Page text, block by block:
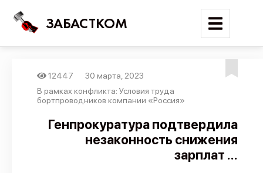
ЗАБАСТКОМ
Войти
Поиск
Новости
12447
30 марта, 2023
В рамках конфликта: Условия труда
бортпроводников компании «Россия»
Генпрокуратура подтвердила
незаконность снижения
зарплат ...